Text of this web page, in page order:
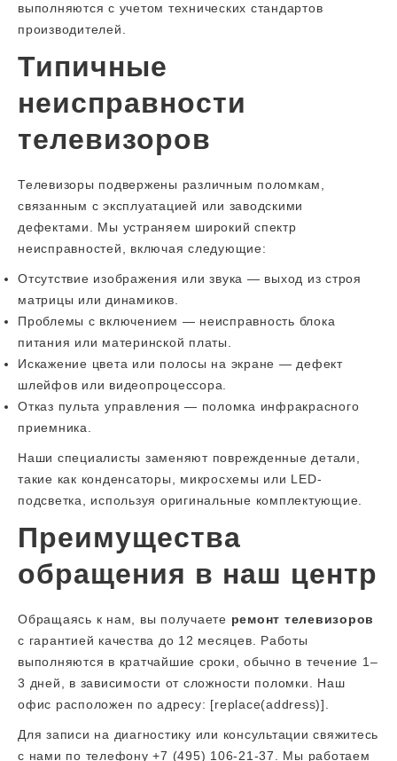
выполняются с учетом технических стандартов
производителей.
Типичные
неисправности
телевизоров
Телевизоры подвержены различным поломкам,
связанным с эксплуатацией или заводскими
дефектами. Мы устраняем широкий спектр
неисправностей, включая следующие:
Отсутствие изображения или звука — выход из строя
матрицы или динамиков.
Проблемы с включением — неисправность блока
питания или материнской платы.
Искажение цвета или полосы на экране — дефект
шлейфов или видеопроцессора.
Отказ пульта управления — поломка инфракрасного
приемника.
Наши специалисты заменяют поврежденные детали,
такие как конденсаторы, микросхемы или LED-
подсветка, используя оригинальные комплектующие.
Преимущества
обращения в наш центр
Обращаясь к нам, вы получаете ремонт телевизоров
с гарантией качества до 12 месяцев. Работы
выполняются в кратчайшие сроки, обычно в течение 1–
3 дней, в зависимости от сложности поломки. Наш
офис расположен по адресу: [replace(address)].
Для записи на диагностику или консультации свяжитесь
с нами по телефону +7 (495) 106-21-37. Мы работаем